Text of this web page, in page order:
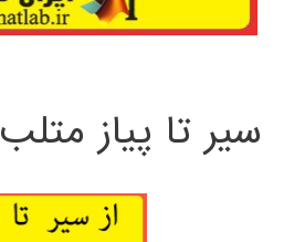
سیر تا پیاز متلب MATLAB